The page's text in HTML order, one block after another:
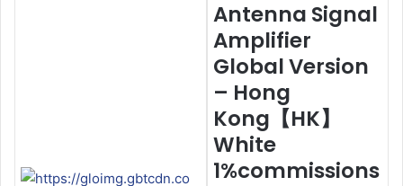
Antenna Signal
Amplifier
Global Version
– Hong
Kong【HK】
White
1%commissions